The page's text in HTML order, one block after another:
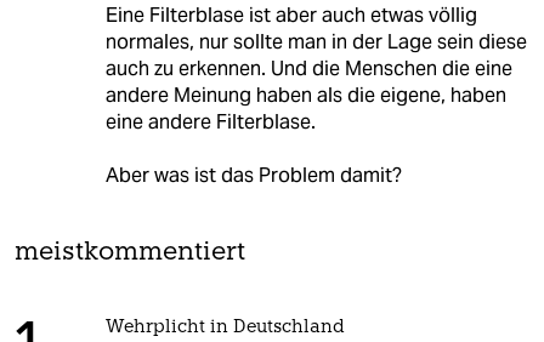
Eine Filterblase ist aber auch etwas völlig
normales, nur sollte man in der Lage sein diese
auch zu erkennen. Und die Menschen die eine
andere Meinung haben als die eigene, haben
eine andere Filterblase.
Aber was ist das Problem damit?
meistkommentiert
Wehrplicht in Deutschland